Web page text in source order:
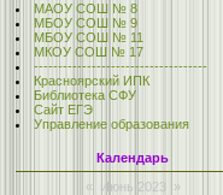
МАОУ СОШ № 8
МБОУ СОШ № 9
МБОУ СОШ № 11
МКОУ СОШ № 17
------------------------------------
Красноярский ИПК
Библиотека СФУ
Сайт ЕГЭ
Управление образования
Календарь
«
Июнь 2023
»